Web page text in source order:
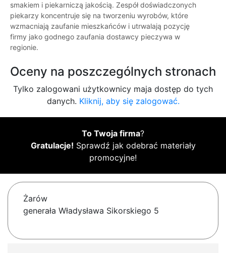
smakiem i piekarniczą jakością. Zespół doświadczonych
piekarzy koncentruje się na tworzeniu wyrobów, które
wzmacniają zaufanie mieszkańców i utrwalają pozycję
firmy jako godnego zaufania dostawcy pieczywa w
regionie.
Oceny na poszczególnych stronach
Tylko zalogowani użytkownicy maja dostęp do tych
danych. Kliknij, aby się zalogować.
To Twoja firma?
Gratulacje! Sprawdź jak odebrać materiały
promocyjne!
Żarów
generała Władysława Sikorskiego 5